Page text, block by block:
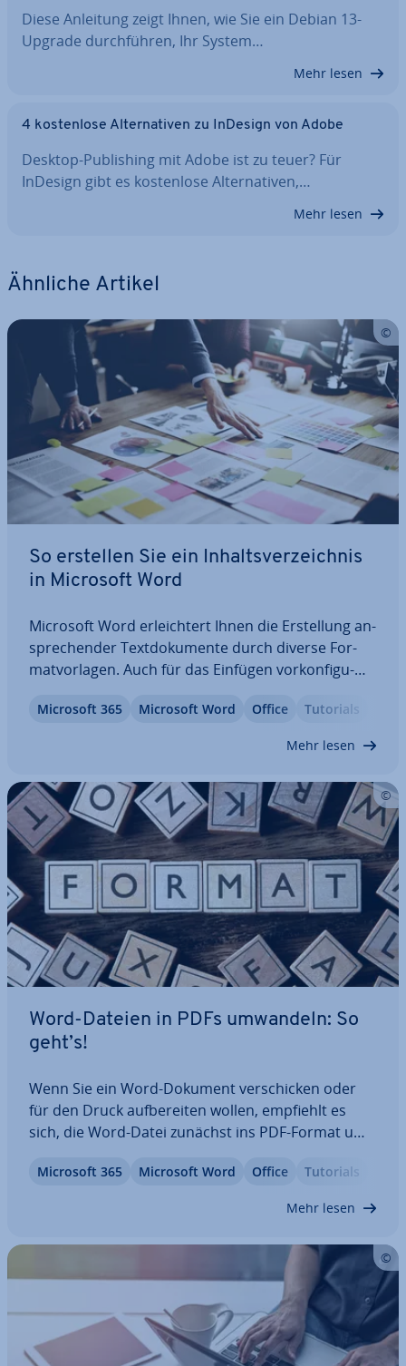
Diese Anleitung zeigt Ihnen, wie Sie ein Debian 13-
Upgrade durch­füh­ren, Ihr System…
Mehr lesen
4 kos­ten­lo­se Al­ter­na­ti­ven zu InDesign von Adobe
Desktop-Pu­bli­shing mit Adobe ist zu teuer? Für
InDesign gibt es kos­ten­lo­se Al­ter­na­ti­ven,…
Mehr lesen
Ähnliche Artikel
So erstellen Sie ein In­halts­ver­zeich­nis
in Microsoft Word
Microsoft Word er­leich­tert Ihnen die Er­stel­lung an­
spre­chen­der Text­do­ku­men­te durch diverse For­
mat­vor­la­gen. Auch für das Einfügen vor­kon­fi­gu­
Verfügung. Wir zeigen Ihnen anhand einer be­bil­
Microsoft 365 Microsoft Word Office Tutorials
Mehr lesen
Word-Dateien in PDFs umwandeln: So
geht’s!
Wenn Sie ein Word-Dokument ver­schi­cken oder
für den Druck auf­be­rei­ten wollen, empfiehlt es
sich, die Word-Datei zunächst ins PDF-Format um­
an der For­ma­tie­rung des Dokuments nichts
Microsoft 365 Microsoft Word Office Tutorials
Mehr lesen